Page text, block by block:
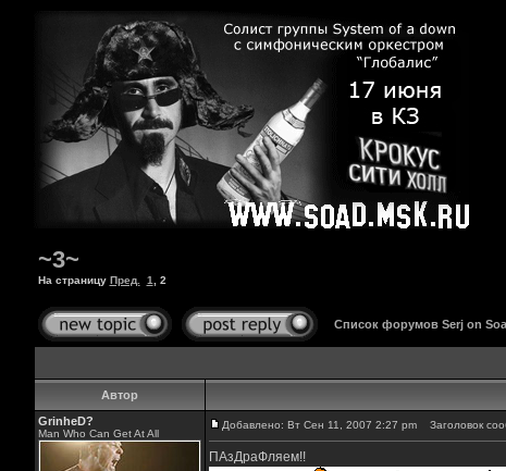
~3~
На страницу Пред. 1 2
Список форумов Serj on
Автор
GrinheD?
Man Who Can Get At All
Добавлено: Вт Сен 11, 2007 2:27 pm Заголовок
ПАзДраФляем!!